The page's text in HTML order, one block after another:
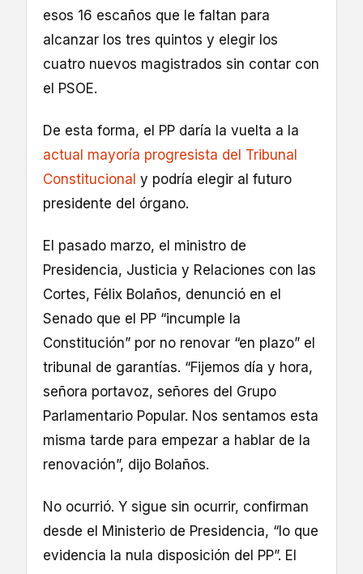
esos 16 escaños que le faltan para
alcanzar los tres quintos y elegir los
cuatro nuevos magistrados sin contar con
el PSOE.
De esta forma, el PP daría la vuelta a la
actual mayoría progresista del Tribunal
Constitucional y podría elegir al futuro
presidente del órgano.
El pasado marzo, el ministro de
Presidencia, Justicia y Relaciones con las
Cortes, Félix Bolaños, denunció en el
Senado que el PP “incumple la
Constitución” por no renovar “en plazo” el
tribunal de garantías. “Fijemos día y hora,
señora portavoz, señores del Grupo
Parlamentario Popular. Nos sentamos esta
misma tarde para empezar a hablar de la
renovación”, dijo Bolaños.
No ocurrió. Y sigue sin ocurrir, confirman
desde el Ministerio de Presidencia, “lo que
evidencia la nula disposición del PP”. El